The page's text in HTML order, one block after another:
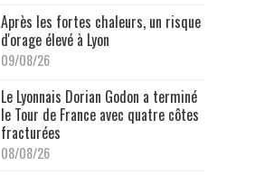
Après les fortes chaleurs, un risque
d'orage élevé à Lyon
09/08/26
Le Lyonnais Dorian Godon a terminé
le Tour de France avec quatre côtes
fracturées
08/08/26